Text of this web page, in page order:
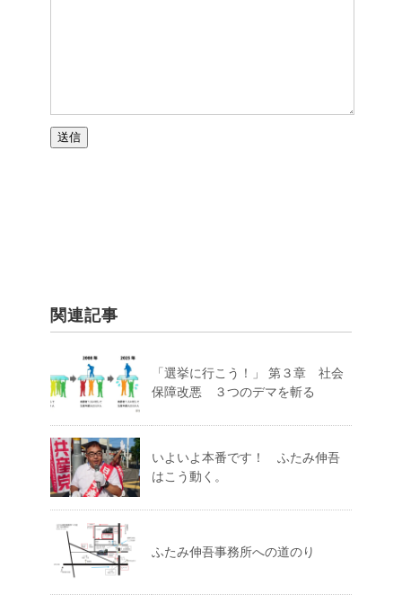
関連記事
「選挙に行こう！」 第３章 社会
保障改悪 ３つのデマを斬る
いよいよ本番です！ ふたみ伸吾
はこう動く。
ふたみ伸吾事務所への道のり